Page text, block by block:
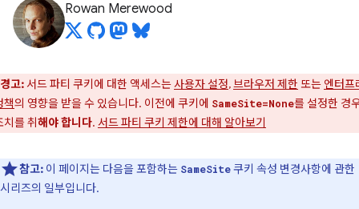
Rowan Merewood
경고: 서드 파티 쿠키에 대한 액세스는사용자 설정,브라우저 제한 또는 엔터프
책의 영향을 받을 수 있습니다. 이전에 쿠키에 SameSite=None를 설정한 경
치를 취해야 합니다. 서드 파티 쿠키 제한에 대해 알아보기
참고: 이 페이지는 다음을 포함하는 SameSite쿠키 속성 변경사항에 관한
시리즈의 일부입니다.